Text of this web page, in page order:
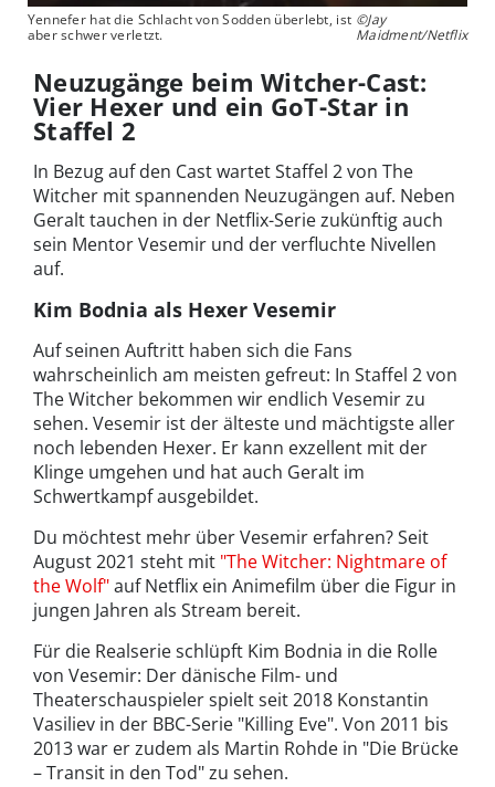
Yennefer hat die Schlacht von Sodden überlebt, ist
aber schwer verletzt.
©Jay
Maidment/Netflix
Neuzugänge beim Witcher-Cast:
Vier Hexer und ein GoT-Star in
Staffel 2
In Bezug auf den Cast wartet Staffel 2 von The
Witcher mit spannenden Neuzugängen auf. Neben
Geralt tauchen in der Netflix-Serie zukünftig auch
sein Mentor Vesemir und der verfluchte Nivellen
auf.
Kim Bodnia als Hexer Vesemir
Auf seinen Auftritt haben sich die Fans
wahrscheinlich am meisten gefreut: In Staffel 2 von
The Witcher bekommen wir endlich Vesemir zu
sehen. Vesemir ist der älteste und mächtigste aller
noch lebenden Hexer. Er kann exzellent mit der
Klinge umgehen und hat auch Geralt im
Schwertkampf ausgebildet.
Du möchtest mehr über Vesemir erfahren? Seit
August 2021 steht mit "The Witcher: Nightmare of
the Wolf"auf Netflix ein Animefilm über die Figur in
jungen Jahren als Stream bereit.
Für die Realserie schlüpft Kim Bodnia in die Rolle
von Vesemir: Der dänische Film- und
Theaterschauspieler spielt seit 2018 Konstantin
Vasiliev in der BBC-Serie "Killing Eve". Von 2011 bis
2013 war er zudem als Martin Rohde in "Die Brücke
– Transit in den Tod" zu sehen.